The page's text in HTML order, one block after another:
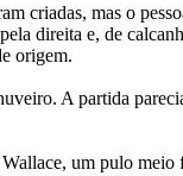
criadas, mas o
direita e, de
origem.
A partida
um pulo